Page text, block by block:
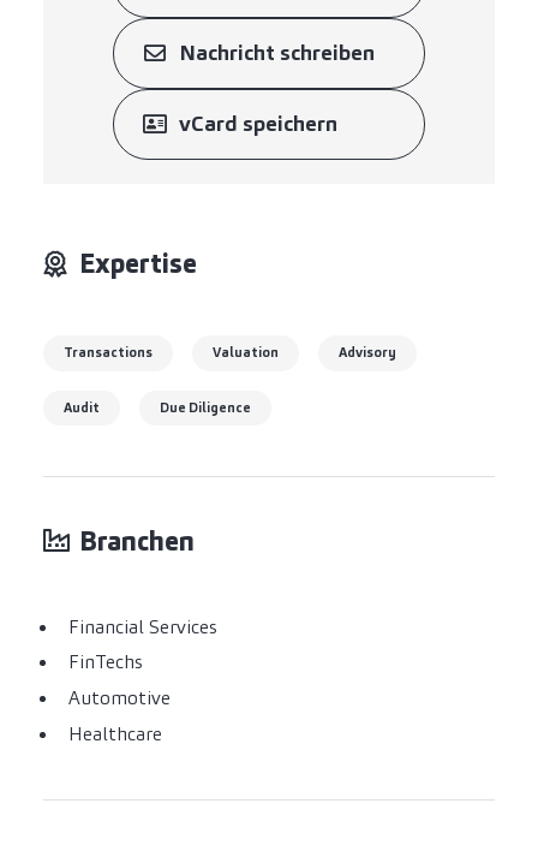
Nachricht schreiben
vCard speichern
Expertise
Transactions Valuation Advisory
Audit Due Diligence
Branchen
Financial Services
FinTechs
Automotive
Healthcare